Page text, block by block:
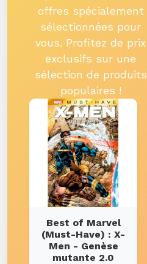
offres spécialement
sélectionnées pour
vous. Profitez de prix
exclusifs sur une
sélection de produits
populaires !
Best of Marvel
(Must-Have) : X-
Men - Genèse
mutante 2.0